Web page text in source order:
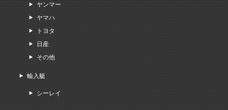
ヤンマー
ヤマハ
トヨタ
日産
その他
輸入艇
シーレイ